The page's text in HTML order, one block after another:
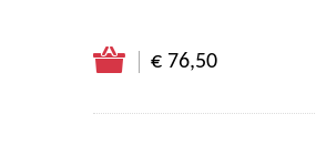
€ 76,50